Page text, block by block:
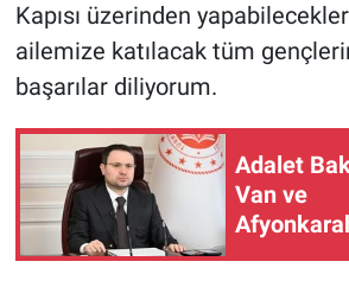
Kapısı üzerinden
ailemize katılacak tüm
başarılar diliyorum.
Adalet
Van ve
faili